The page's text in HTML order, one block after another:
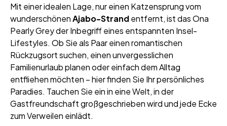
Mit einer idealen Lage, nur einen Katzensprung vom
wunderschönenAjabo-Strandentfernt, ist das Ona
Pearly Grey der Inbegriff eines entspannten Insel-
Lifestyles. Ob Sie als Paar einen romantischen
Rückzugsort suchen, einen unvergesslichen
Familienurlaub planen oder einfach dem Alltag
entfliehen möchten – hier finden Sie Ihr persönliches
Paradies. Tauchen Sie ein in eine Welt, in der
Gastfreundschaft großgeschrieben wird und jede Ecke
zum Verweilen einlädt.